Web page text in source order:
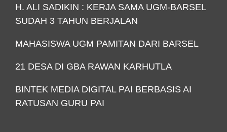
H. ALI SADIKIN : KERJA SAMA UGM-BARSEL
SUDAH 3 TAHUN BERJALAN
MAHASISWA UGM PAMITAN DARI BARSEL
21 DESA DI GBA RAWAN KARHUTLA
BINTEK MEDIA DIGITAL PAI BERBASIS AI
RATUSAN GURU PAI